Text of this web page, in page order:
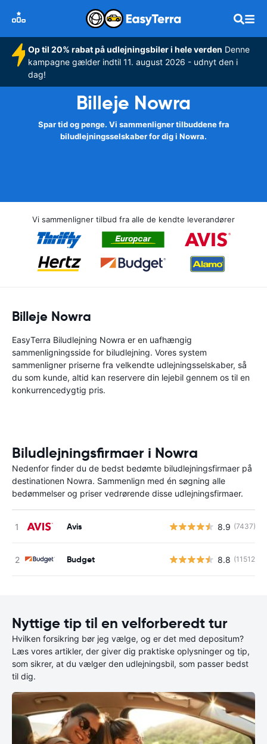
Op til 20% rabat på udlejningsbiler i hele verden Denne
kampagne gælder indtil 11. august 2026 - udnyt den i
dag!
Billeje Nowra
Spar tid og penge. Vi sammenligner tilbuddene fra
biludlejningsselskaber for dig i Nowra.
Vi sammenligner tilbud fra alle de kendte leverandører
Billeje Nowra
EasyTerra Biludlejning Nowra er en uafhængig
sammenligningsside for biludlejning. Vores system
sammenligner priserne fra velkendte udlejningsselskaber, så
du som kunde, altid kan reservere din lejebil gennem os til en
konkurrencedygtig pris.
Biludlejningsfirmaer i Nowra
Nedenfor finder du de bedst bedømte biludlejningsfirmaer på
destinationen Nowra. Sammenlign med én søgning alle
bedømmelser og priser vedrørende disse udlejningsfirmaer.
Avis 8.9 (7437)
Budget 8.8 (11512)
Nyttige tip til en velforberedt tur
Hvilken forsikring bør jeg vælge, og er det med depositum?
Læs vores artikler, der giver dig praktiske oplysninger og tip,
som sikrer, at du vælger den udlejningsbil, som passer bedst
til dig.